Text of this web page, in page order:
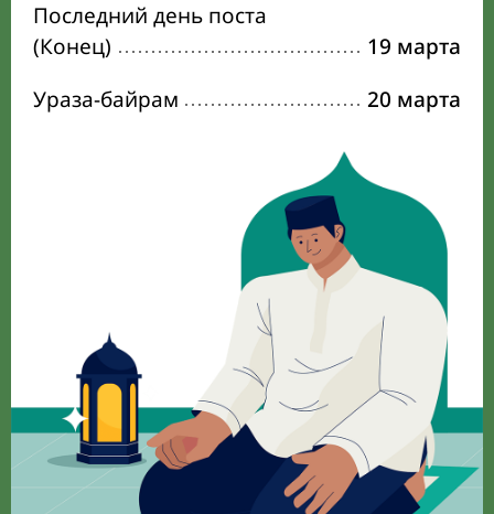
Последний день поста
(Конец)
19 марта
Ураза-байрам
20 марта